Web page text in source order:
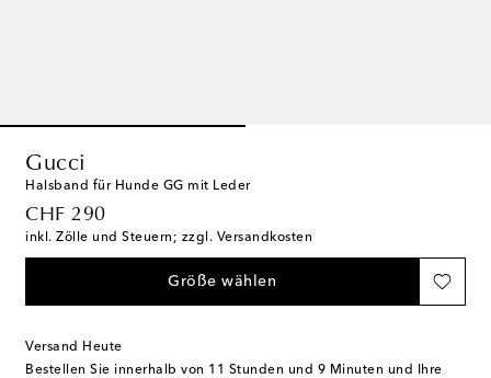
Gucci
Halsband für Hunde GG mit Leder
CHF 290
original price
inkl. Zölle und Steuern; zzgl. Versandkosten
Größe wählen
Versand Heute
Bestellen Sie innerhalb von 11 Stunden und 9 Minuten und Ihre